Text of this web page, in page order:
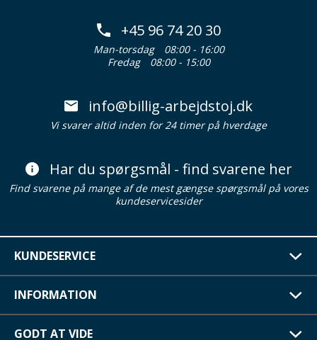
+45 96 74 20 30
Man-torsdag
08:00 - 16:00
Fredag
08:00 - 15:00
info@billig-arbejdstoj.dk
Vi svarer altid inden for 24 timer på hverdage
Har du spørgsmål - find svarene her
Find svarene på mange af de mest gængse spørgsmål på vores
kundeservicesider
KUNDESERVICE
INFORMATION
GODT AT VIDE